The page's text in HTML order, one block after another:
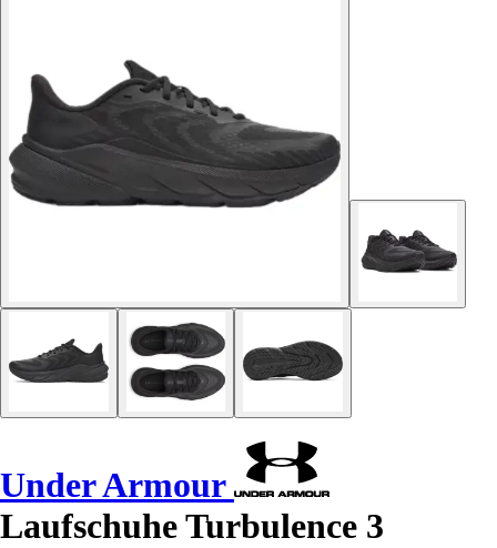
Under Armour
Laufschuhe Turbulence 3